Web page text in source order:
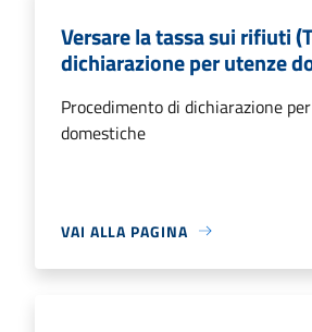
Versare la tassa sui rifiuti
dichiarazione per utenze
Procedimento di dichiarazione
domestiche
VAI ALLA PAGINA